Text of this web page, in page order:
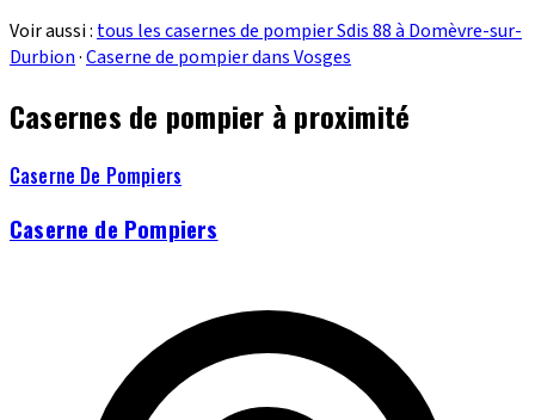
Voir aussi : tous les casernes de pompier Sdis 88 à Domèvre-sur-
Durbion·Caserne de pompier dans Vosges
Casernes de pompier à proximité
Caserne De Pompiers
Caserne de Pompiers